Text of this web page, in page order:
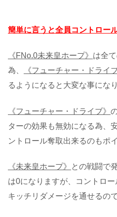
簡単に言うと全員コントロー
《FNo.0未来皇ホープ》 は全
為、
《フューチャー・ドライブ
るようになると大変な事になり
《フューチャー・ドライブ》
ターの効果も無効になる為、
ントロール奪取出来るのもポ
《未来皇ホープ》
との戦闘で
は0になりますが、コントロ
キッチリダメージを通せるの